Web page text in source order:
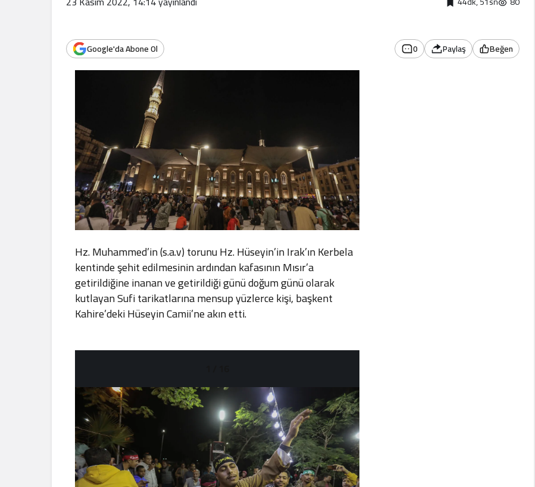
Google'da Abone Ol 0 Paylaş Beğen
Hz. Muhammed’in (s.a.v) torunu Hz. Hüseyin’in Irak’ın Kerbela
kentinde şehit edilmesinin ardından kafasının Mısır’a
getirildiğine inanan ve getirildiği günü doğum günü olarak
kutlayan Sufi tarikatlarına mensup yüzlerce kişi, başkent
Kahire’deki Hüseyin Camii’ne akın etti.